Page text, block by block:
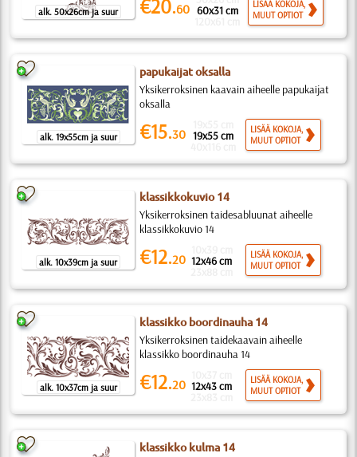
alk. 50x26cm ja suur €20.60 60x31 cm
LISÄÄ KOKOJA,
MUUT OPTIOT
alk. 19x55cm ja suur
papukaijat oksalla
Yksikerroksinen kaavain aiheelle papukaijat
oksalla
€15.30 19x55 cm
LISÄÄ KOKOJA,
MUUT OPTIOT
alk. 10x39cm ja suur
klassikkokuvio 14
Yksikerroksinen taidesabluunat aiheelle
klassikkokuvio 14
€12.20 12x46 cm
LISÄÄ KOKOJA,
MUUT OPTIOT
alk. 10x37cm ja suur
klassikko boordinauha 14
Yksikerroksinen taidekaavain aiheelle
klassikko boordinauha 14
€12.20 12x43 cm
LISÄÄ KOKOJA,
MUUT OPTIOT
klassikko kulma 14